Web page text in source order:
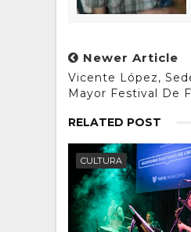
Newer Article
Vicente López,
Mayor Festival De
RELATED POST
CULTURA